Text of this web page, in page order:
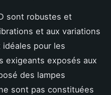
sont robustes et
et aux variations
pour les
exigeants exposés aux
des lampes
sont pas constituées